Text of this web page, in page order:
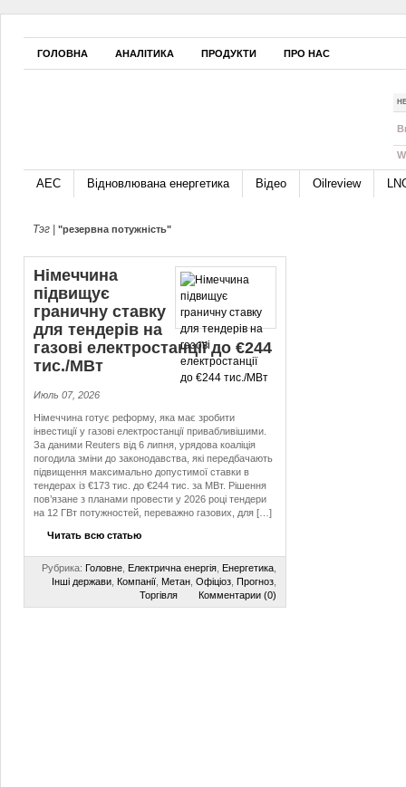
ГОЛОВНА АНАЛІТИКА ПРОДУКТИ ПРО НАС
АЕС Відновлювана енергетика Відео Oilreview
Тэг | "резервна потужність"
Німеччина
підвищує
граничну ставку
для тендерів на
газові електростанції до €244
тис./МВт
Июль 07, 2026
Німеччина готує реформу, яка має зробити
інвестиції у газові електростанції привабливішими.
За даними Reuters від 6 липня, урядова коаліція
погодила зміни до законодавства, які передбачають
підвищення максимально допустимої ставки в
тендерах із €173 тис. до €244 тис. за МВт. Рішення
пов’язане з планами провести у 2026 році тендери
на 12 ГВт потужностей, переважно газових, для […]
Читать всю статью
Рубрика: Головне Електрична енергія Енергетика
Інші держави Компанії Метан Офіціоз Прогноз
Торгівля
Комментарии (0)